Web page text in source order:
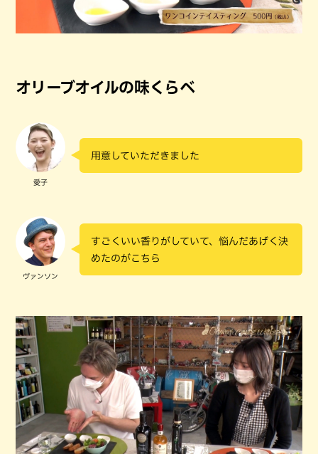
オリーブオイルの味くらべ
愛子
用意していただきました
ヴァンソン
すごくいい香りがしていて、悩んだあげく決
めたのがこちら